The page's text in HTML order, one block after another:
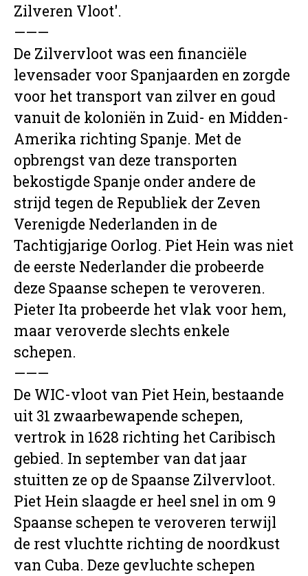
Zilveren Vloot'.
———
De Zilvervloot was een financiële
levensader voor Spanjaarden en zorgde
voor het transport van zilver en goud
vanuit de koloniën in Zuid- en Midden-
Amerika richting Spanje. Met de
opbrengst van deze transporten
bekostigde Spanje onder andere de
strijd tegen de Republiek der Zeven
Verenigde Nederlanden in de
Tachtigjarige Oorlog. Piet Hein was niet
de eerste Nederlander die probeerde
deze Spaanse schepen te veroveren.
Pieter Ita probeerde het vlak voor hem,
maar veroverde slechts enkele
schepen.
———
De WIC-vloot van Piet Hein, bestaande
uit 31 zwaarbewapende schepen,
vertrok in 1628 richting het Caribisch
gebied. In september van dat jaar
stuitten ze op de Spaanse Zilvervloot.
Piet Hein slaagde er heel snel in om 9
Spaanse schepen te veroveren terwijl
de rest vluchtte richting de noordkust
van Cuba. Deze gevluchte schepen